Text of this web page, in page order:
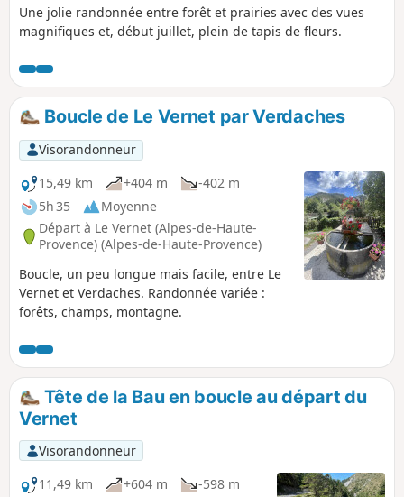
Une jolie randonnée entre forêt et prairies avec des vues
magnifiques et, début juillet, plein de tapis de fleurs.
Boucle de Le Vernet par Verdaches
Visorandonneur
15,49 km
+404 m
-402 m
5h 35
Moyenne
Départ à Le Vernet (Alpes-de-Haute-
Provence) (Alpes-de-Haute-Provence)
Boucle, un peu longue mais facile, entre Le
Vernet et Verdaches. Randonnée variée :
forêts, champs, montagne.
Tête de la Bau en boucle au départ du
Vernet
Visorandonneur
11,49 km
+604 m
-598 m